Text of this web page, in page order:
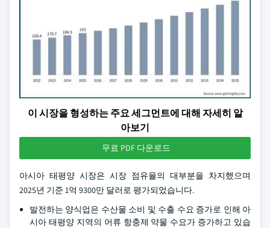
이 시장을 형성하는 주요 세그먼트에 대해 자세히 알
아보기
무료 PDF 다운로드
아시아 태평양 시장은 시장 점유율의 대부분을 차지했으며
2025년 기준 1억 9300만 달러로 평가되었습니다.
발전하는 양식업은 수산물 소비 및 수출 수요 증가로 인해 아
시아 태평양 지역의 어류 항충제 약물 수요가 증가하고 있습